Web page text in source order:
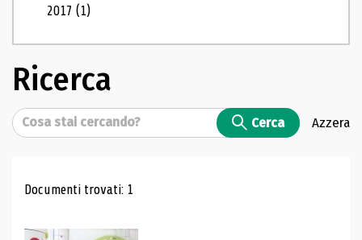
2017(1)
Ricerca
Cerca Cerca Azzera
Risultati di ricerca
Documenti trovati: 1